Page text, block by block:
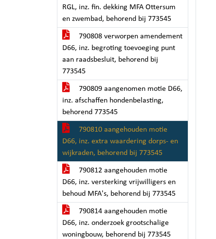
RGL, inz. fin. dekking MFA Ottersum
en zwembad, behorend bij 773545
790808 verworpen amendement
D66, inz. begroting toevoeging punt
aan raadsbesluit, behorend bij
773545
790809 aangenomen motie D66,
inz. afschaffen hondenbelasting,
behorend 773545
790810 aangehouden motie
D66, inz. extra waardering dorps- en
wijkraden, behorend bij 773545
790812 aangehouden motie
D66, inz. versterking vrijwilligers en
behoud MFA's, behorend bij 773545
790814 aangehouden motie
D66, inz. onderzoek grootschalige
woningbouw, behorend bij 773545